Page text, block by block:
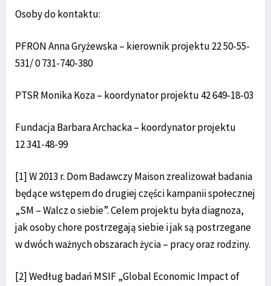
Osoby do kontaktu:
PFRON Anna Gryżewska – kierownik projektu 22 50-55-
531/ 0 731-740-380
PTSR Monika Koza – koordynator projektu 42 649-18-03
Fundacja Barbara Archacka – koordynator projektu
12 341-48-99
[1] W 2013 r. Dom Badawczy Maison zrealizował badania
będące wstępem do drugiej części kampanii społecznej
„SM – Walcz o siebie”. Celem projektu była diagnoza,
jak osoby chore postrzegają siebie i jak są postrzegane
w dwóch ważnych obszarach życia – pracy oraz rodziny.
[2] Według badań MSIF „Global Economic Impact of